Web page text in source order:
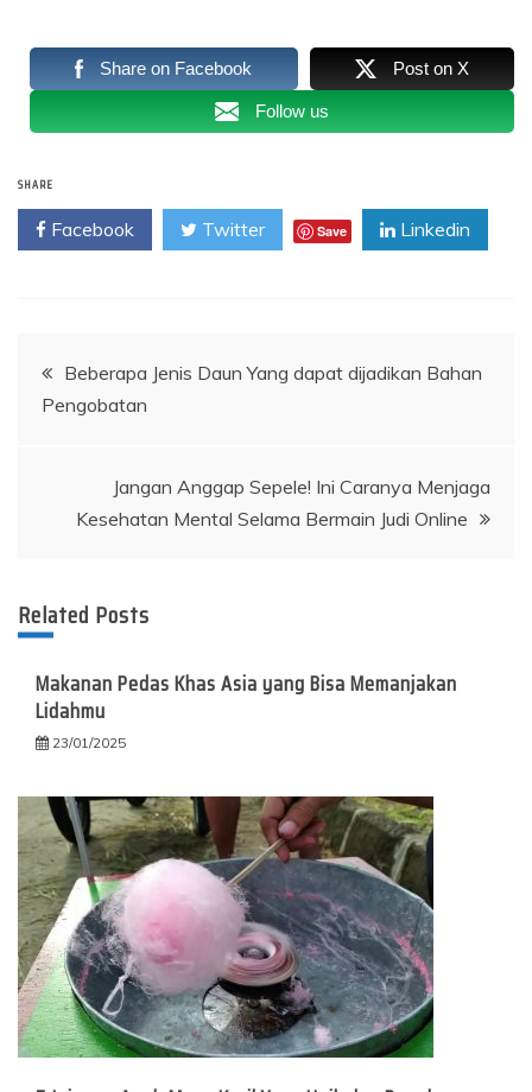
Share on Facebook Post on X
Follow us
SHARE
Facebook Twitter Save Linkedin
Post
navigation
Beberapa Jenis Daun Yang dapat dijadikan Bahan
Pengobatan
Jangan Anggap Sepele! Ini Caranya Menjaga
Kesehatan Mental Selama Bermain Judi Online
Related Posts
Makanan Pedas Khas Asia yang Bisa Memanjakan
Lidahmu
23/01/2025